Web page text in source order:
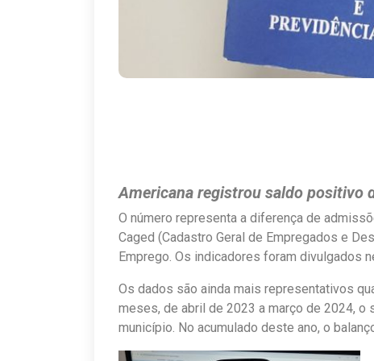
Americana registrou saldo positivo
O número representa a diferença de
Caged (Cadastro Geral de Empregados e
Emprego. Os indicadores foram divulgados
Os dados são ainda mais representativos
meses, de abril de 2023 a março de 2024,
município. No acumulado deste ano, o